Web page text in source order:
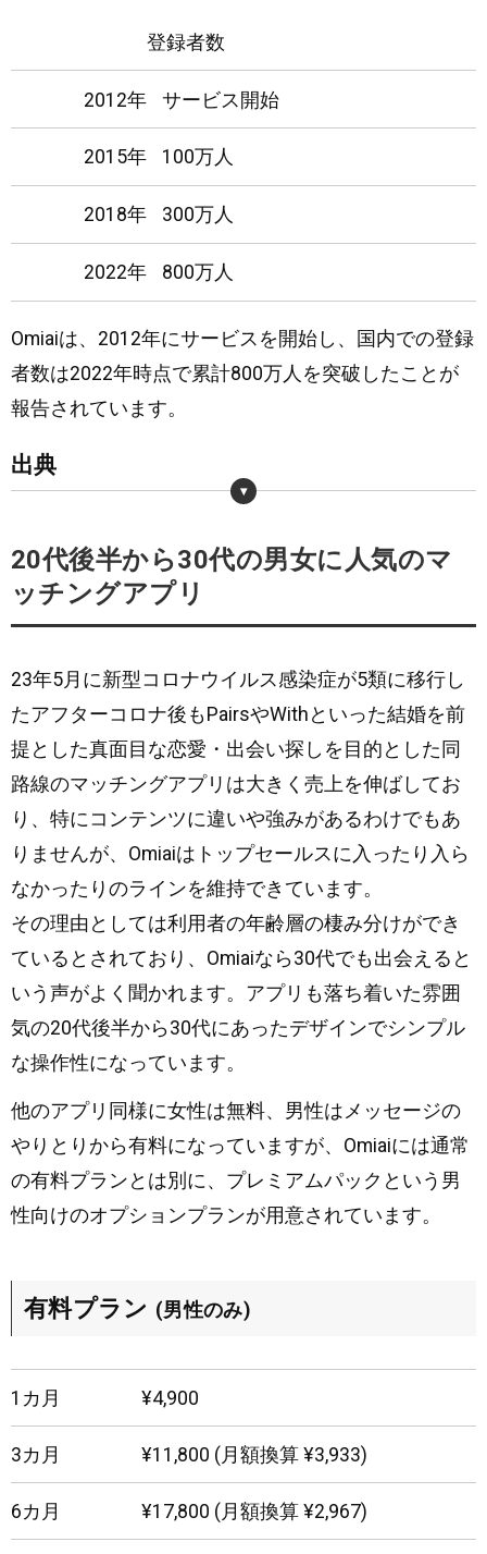
登録者数
2012年 サービス開始
2015年 100万人
2018年 300万人
2022年 800万人
Omiaiは、2012年にサービスを開始し、国内での登録
者数は2022年時点で累計800万人を突破したことが
報告されています。
出典
20代後半から30代の男女に人気のマ
ッチングアプリ
23年5月に新型コロナウイルス感染症が5類に移行し
たアフターコロナ後もPairsやWithといった結婚を前
提とした真面目な恋愛・出会い探しを目的とした同
路線のマッチングアプリは大きく売上を伸ばしてお
り、特にコンテンツに違いや強みがあるわけでもあ
りませんが、Omiaiはトップセールスに入ったり入ら
なかったりのラインを維持できています。
その理由としては利用者の年齢層の棲み分けができ
ているとされており、Omiaiなら30代でも出会えると
いう声がよく聞かれます。アプリも落ち着いた雰囲
気の20代後半から30代にあったデザインでシンプル
な操作性になっています。
他のアプリ同様に女性は無料、男性はメッセージの
やりとりから有料になっていますが、Omiaiには通常
の有料プランとは別に、プレミアムパックという男
性向けのオプションプランが用意されています。
有料プラン (男性のみ)
1カ月 ¥4,900
3カ月 ¥11,800 (月額換算 ¥3,933)
6カ月 ¥17,800 (月額換算 ¥2,967)